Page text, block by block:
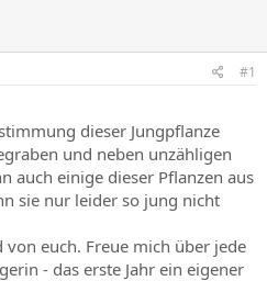
#1
dieser Jungpflanze
und neben unzähligen
auch einige dieser Pflanzen aus
sie nur leider so jung nicht
euch. Freue mich über jede
- das erste Jahr ein eigener